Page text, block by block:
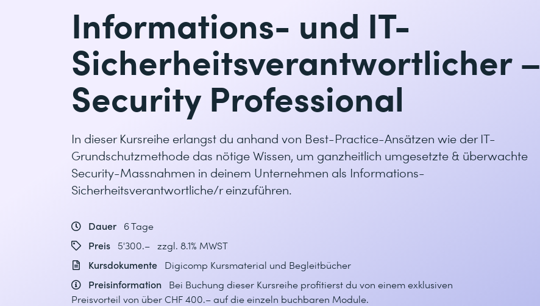
Informations- und IT-
Sicherheitsverantwortlicher –
Security Professional
In dieser Kursreihe erlangst du anhand von Best-Practice-Ansätzen wie der IT-
Grundschutzmethode das nötige Wissen, um ganzheitlich umgesetzte & überwachte
Security-Massnahmen in deinem Unternehmen als Informations-
Sicherheitsverantwortliche/r einzuführen.
Dauer
6 Tage
Preis
5'300.– zzgl. 8.1% MWST
Kursdokumente
Digicomp Kursmaterial und Begleitbücher
Preisinformation
Bei Buchung dieser Kursreihe profitierst du von einem exklusiven
Preisvorteil von über CHF 400.– auf die einzeln buchbaren Module.